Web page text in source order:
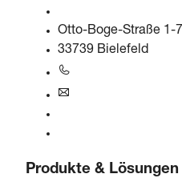
Otto-Boge-Straße 1-7
33739 Bielefeld
Produkte & Lösungen